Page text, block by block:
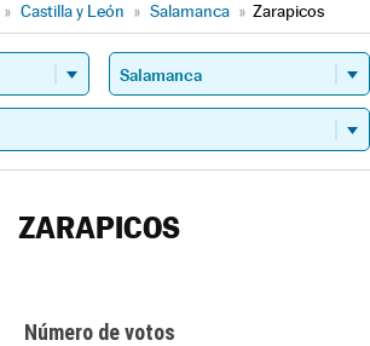
» Castilla y León » Salamanca » Zarapicos
ZARAPICOS
Número de votos